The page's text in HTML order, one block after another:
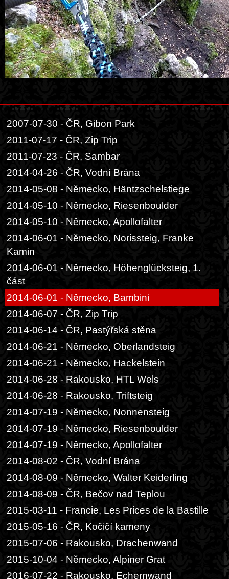
2007-07-30 - ČR, Gibon Park
2011-07-17 - ČR, Zip Trip
2011-07-23 - ČR, Sambar
2014-04-26 - ČR, Vodní Brána
2014-05-08 - Německo, Häntzschelstiege
2014-05-10 - Německo, Riesenboulder
2014-05-10 - Německo, Apollofalter
2014-06-01 - Německo, Norissteig, Franke
Kamin
2014-06-01 - Německo, Höhenglücksteig, 1.
část
2014-06-01 - Německo, Bambini
2014-06-07 - ČR, Zip Trip
2014-06-14 - ČR, Pastýřská stěna
2014-06-21 - Německo, Oberlandsteig
2014-06-21 - Německo, Hackelstein
2014-06-28 - Rakousko, HTL Wels
2014-06-28 - Rakousko, Triftsteig
2014-07-19 - Německo, Nonnensteig
2014-07-19 - Německo, Riesenboulder
2014-07-19 - Německo, Apollofalter
2014-08-02 - ČR, Vodní Brána
2014-08-09 - Německo, Walter Keiderling
2014-08-09 - ČR, Bečov nad Teplou
2015-03-11 - Francie, Les Prices de la Bastille
2015-05-16 - ČR, Kočičí kameny
2015-07-06 - Rakousko, Drachenwand
2015-10-04 - Německo, Alpiner Grat
2016-07-22 - Rakousko, Echernwand